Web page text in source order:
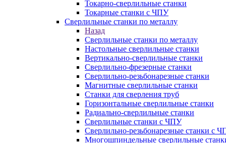
Токарно-сверлильные станки
Токарные станки с ЧПУ
Сверлильные станки по металлу
Назад
Сверлильные станки по металлу
Настольные сверлильные станки
Вертикально-сверлильные станки
Сверлильно-фрезерные станки
Сверлильно-резьбонарезные станки
Магнитные сверлильные станки
Станки для сверления труб
Горизонтальные сверлильные станки
Радиально-сверлильные станки
Сверлильные станки с ЧПУ
Сверлильно-резьбонарезные станки с
Многошпиндельные сверлильные